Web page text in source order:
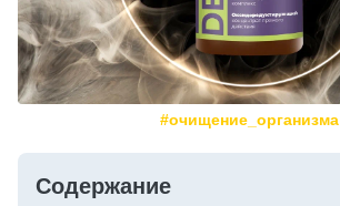
#очищение_организма
Содержание